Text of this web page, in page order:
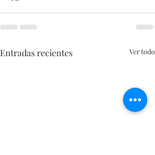
Entradas recientes Ver todo